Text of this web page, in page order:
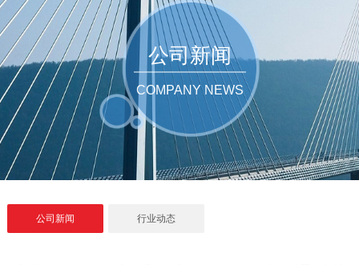
公司新闻
COMPANY NEWS
公司新闻 行业动态